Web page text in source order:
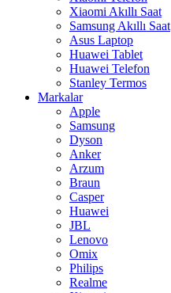
Xiaomi Akıllı Saat
Samsung Akıllı Saat
Asus Laptop
Huawei Tablet
Huawei Telefon
Stanley Termos
Markalar
Apple
Samsung
Dyson
Anker
Arzum
Braun
Casper
Huawei
JBL
Lenovo
Omix
Philips
Realme